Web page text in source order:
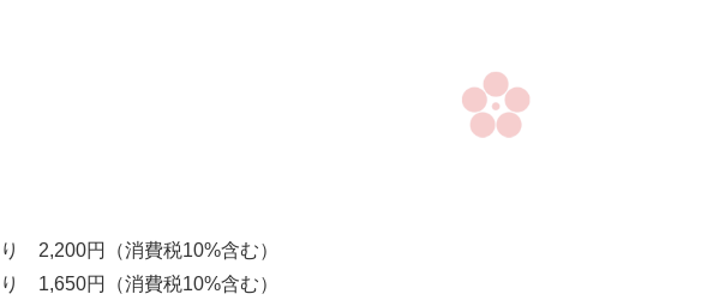
2,200円（消費税10%含む）
1,650円（消費税10%含む）